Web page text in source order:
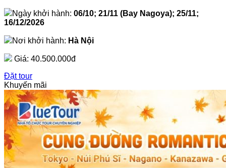
Ngày khởi hành: 06/10; 21/11 (Bay Nagoya); 25/11;
16/12/2026
Nơi khởi hành: Hà Nội
Giá: 40.500.000đ
Đặt tour
Khuyến mãi